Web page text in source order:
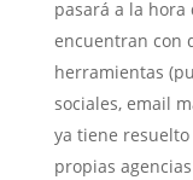
pasará a la hora
encuentran con
herramientas
sociales, email
ya tiene
propias